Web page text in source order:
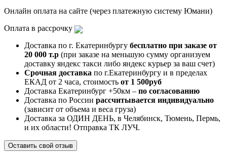
Онлайн оплата на сайте (через платежную систему Юмани)
Оплата в рассрочку
Доставка по г. Екатеринбургу бесплатно при заказе от
20 000 т.р (при заказе на меньшую сумму организуем
доставку яндекс такси либо яндекс курьер за ваш счет)
Срочная доставка по г.Екатеринбургу и в пределах
ЕКАД от 2 часа, стоимость от 1 500руб
Доставка Екатеринбург +50км – по согласованию
Доставка по России рассчитывается индивидуально
(зависит от объема и веса груза)
Доставка за ОДИН ДЕНЬ, в Челябинск, Тюмень, Пермь,
и их области! Отправка ТК ЛУЧ.
Оставить свой отзыв